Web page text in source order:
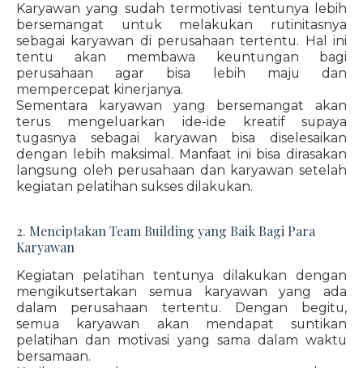
Karyawan yang sudah termotivasi tentunya lebih
bersemangat untuk melakukan rutinitasnya
sebagai karyawan di perusahaan tertentu. Hal ini
tentu akan membawa keuntungan bagi
perusahaan agar bisa lebih maju dan
mempercepat kinerjanya.
Sementara karyawan yang bersemangat akan
terus mengeluarkan ide-ide kreatif supaya
tugasnya sebagai karyawan bisa diselesaikan
dengan lebih maksimal. Manfaat ini bisa dirasakan
langsung oleh perusahaan dan karyawan setelah
kegiatan pelatihan sukses dilakukan.
2. Menciptakan Team Building yang Baik Bagi Para
Karyawan
Kegiatan pelatihan tentunya dilakukan dengan
mengikutsertakan semua karyawan yang ada
dalam perusahaan tertentu. Dengan begitu,
semua karyawan akan mendapat suntikan
pelatihan dan motivasi yang sama dalam waktu
bersamaan.